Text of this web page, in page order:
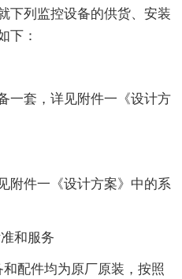
下列监控设备的供货、安装
下：
一套，详见附件一《设计方
附件一《设计方案》中的系
和服务
配件均为原厂原装，按照